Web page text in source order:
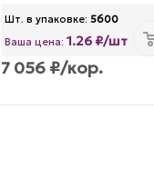
Шт. в упаковке: 5600
Ваша цена: 1.26 ₽/шт
7 056₽/кор.